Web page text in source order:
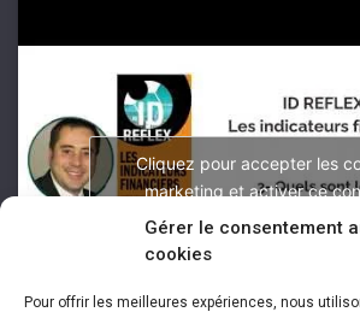
Gérer le consentement
cookies
Pour offrir les meilleures expériences, nous
Cliquez pour accepter les
marketing et activer ce